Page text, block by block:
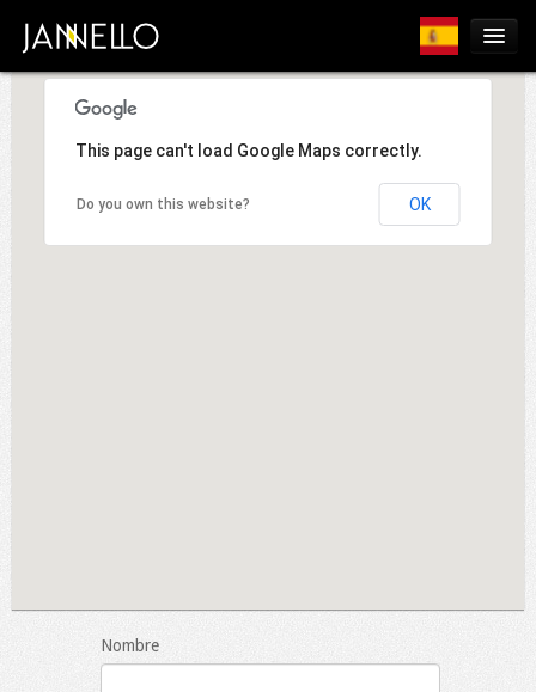
Ventas
Blog
This page can't load Google Maps correctly.
Do you own this website? OK
Nombre